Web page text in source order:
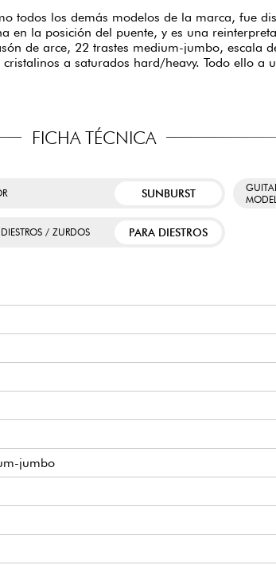
todos los demás modelos de la marca, fue
la posición del puente, y es una
de arce, 22 trastes medium-jumbo, escala
a saturados hard/heavy. Todo ello a
FICHA TÉCNICA
SUNBURST
/ ZURDOS PARA DIESTROS
jumbo